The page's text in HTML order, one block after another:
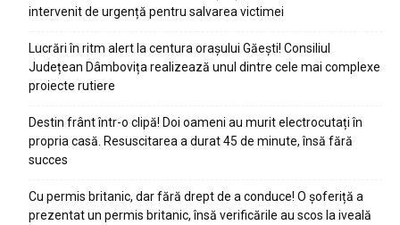
intervenit de urgență pentru salvarea victimei
Lucrări în ritm alert la centura orașului Găești! Consiliul
Județean Dâmbovița realizează unul dintre cele mai complexe
proiecte rutiere
Destin frânt într-o clipă! Doi oameni au murit electrocutați în
propria casă. Resuscitarea a durat 45 de minute, însă fără
succes
Cu permis britanic, dar fără drept de a conduce! O șoferiță a
prezentat un permis britanic, însă verificările au scos la iveală